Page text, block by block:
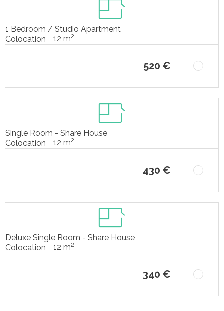
1 Bedroom / Studio Apartment
Colocation
12 m2
520 €
Single Room - Share House
Colocation
12 m2
430 €
Deluxe Single Room - Share House
Colocation
12 m2
340 €